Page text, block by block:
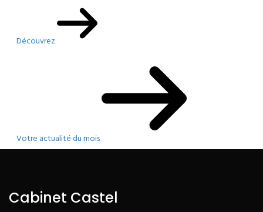
Découvrez
Votre actualité du mois
Cabinet Castel